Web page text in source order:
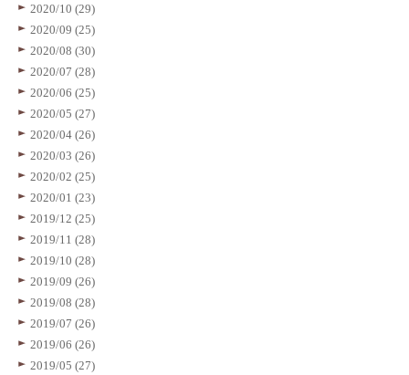
2020/10 (29)
2020/09 (25)
2020/08 (30)
2020/07 (28)
2020/06 (25)
2020/05 (27)
2020/04 (26)
2020/03 (26)
2020/02 (25)
2020/01 (23)
2019/12 (25)
2019/11 (28)
2019/10 (28)
2019/09 (26)
2019/08 (28)
2019/07 (26)
2019/06 (26)
2019/05 (27)